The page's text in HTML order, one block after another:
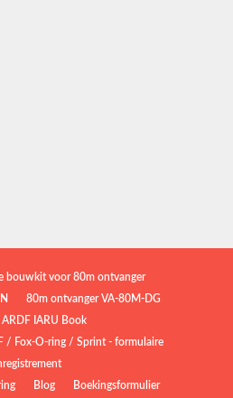
bouwkit voor 80m ontvanger
80m ontvanger VA-80M-DG
IARU Book
/ Fox-O-ring / Sprint - formulaire
Blog
Boekingsformulier